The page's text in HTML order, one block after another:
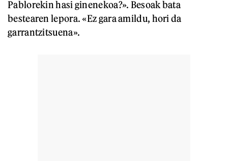
Pablorekin hasi ginenekoa?». Besoak bata
bestearen lepora. «Ez gara amildu, hori da
garrantzitsuena».